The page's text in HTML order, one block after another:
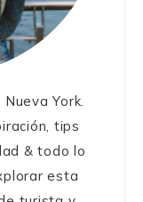
York.
tips
& todo lo
esta